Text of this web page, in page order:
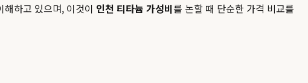
하고 있으며, 이것이 인천 티타늄 가성비를 논할 때 단순한 가격 비교를